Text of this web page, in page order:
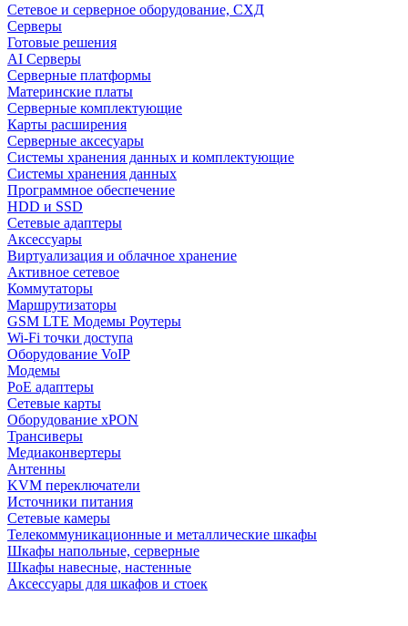
Сетевое и серверное оборудование, СХД
Cерверы
Готовые решения
AI Серверы
Серверные платформы
Материнские платы
Серверные комплектующие
Карты расширения
Серверные аксесуары
Системы хранения данных и комплектующие
Системы хранения данных
Программное обеспечение
HDD и SSD
Сетевые адаптеры
Аксессуары
Виртуализация и облачное хранение
Активное сетевое
Коммутаторы
Маршрутизаторы
GSM LTE Модемы Роутеры
Wi-Fi точки доступа
Оборудование VoIP
Модемы
PoE адаптеры
Сетевые карты
Оборудование xPON
Трансиверы
Медиаконвертеры
Антенны
KVM переключатели
Источники питания
Сетевые камеры
Телекоммуникационные и металлические шкафы
Шкафы напольные, серверные
Шкафы навесные, настенные
Аксессуары для шкафов и стоек